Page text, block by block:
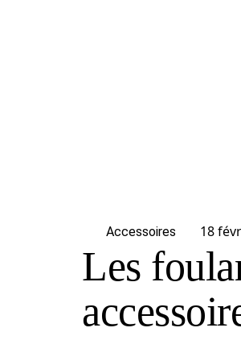
Accessoires 18
Les